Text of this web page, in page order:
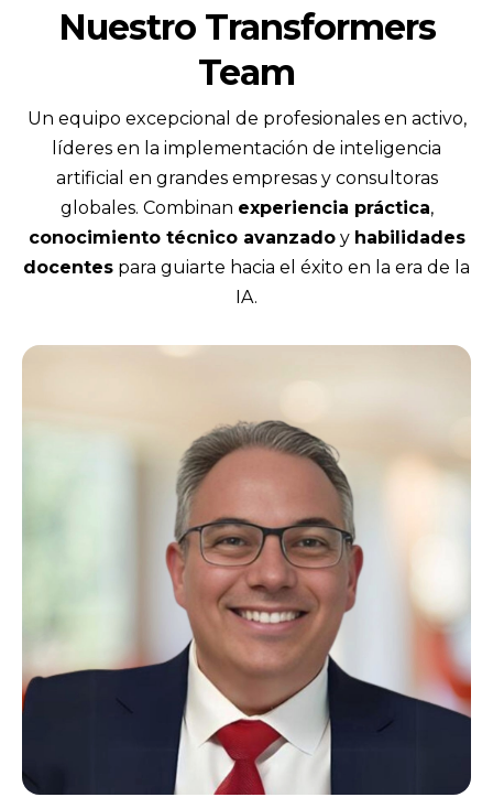
Nuestro Transformers
Team
Un equipo excepcional de profesionales en activo,
líderes en la implementación de inteligencia
artificial en grandes empresas y consultoras
globales. Combinan experiencia práctica,
conocimiento técnico avanzadoy habilidades
docentes para guiarte hacia el éxito en la era de la
IA.